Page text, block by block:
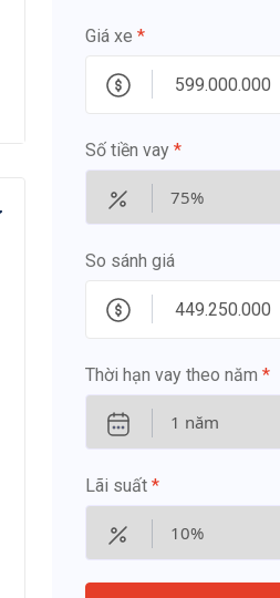
Giá xe *
Số tiền vay *
So sánh giá
Thời hạn vay theo năm *
Lãi suất *